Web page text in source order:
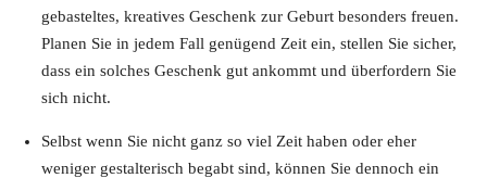
gebasteltes, kreatives Geschenk zur Geburt besonders freuen.
Planen Sie in jedem Fall genügend Zeit ein, stellen Sie sicher,
dass ein solches Geschenk gut ankommt und überfordern Sie
sich nicht.
Selbst wenn Sie nicht ganz so viel Zeit haben oder eher
weniger gestalterisch begabt sind, können Sie dennoch ein